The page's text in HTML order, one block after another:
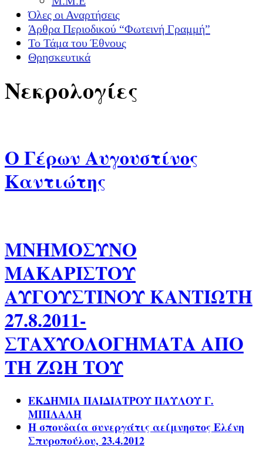
Όλες οι Αναρτήσεις
Άρθρα Περιοδικού “Φωτεινή Γραμμή”
Το Τάμα του Έθνους
Θρησκευτικά
Νεκρολογίες
Ο Γέρων Αυγουστίνος
Καντιώτης
ΜΝΗΜΟΣΥΝΟ
ΜΑΚΑΡΙΣΤΟΥ
ΑΥΓΟΥΣΤΙΝΟΥ ΚΑΝΤΙΩΤΗ
27.8.2011-
ΣΤΑΧΥΟΛΟΓΗΜΑΤΑ ΑΠΟ
ΤΗ ΖΩΗ ΤΟΥ
ΕΚΔΗΜΙΑ ΠΑΙΔΙΑΤΡΟΥ ΠΑΥΛΟΥ Γ.
ΜΠΙΛΑΛΗ
Η σπουδαία συνεργάτις αείμνηστος Ελένη
Σπυροπούλου, 23.4.2012